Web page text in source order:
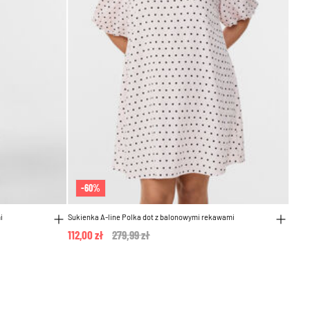
-60%
Sukienka A-line Polka dot z balonowymi rekawami
Price reduced from
279,99 zł
112,00 zł